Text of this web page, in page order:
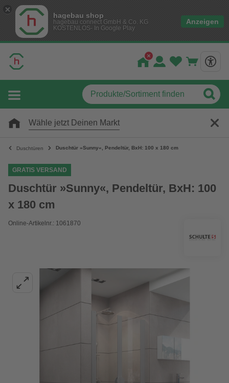
hagebau shop
hagebau connect GmbH & Co. KG
KOSTENLOS- In Google Play
Anzeigen
Wähle jetzt Deinen Markt
Duschtüren Duschtür »Sunny«, Pendeltür, BxH: 100 x 180 cm
GRATIS VERSAND
Duschtür »Sunny«, Pendeltür, BxH: 100
x 180 cm
Online-Artikelnr.: 1061870